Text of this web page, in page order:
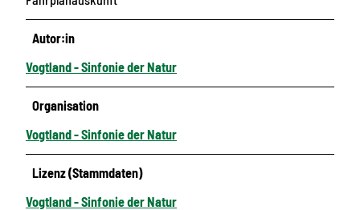
Autor:in
Vogtland - Sinfonie der Natur
Organisation
Vogtland - Sinfonie der Natur
Lizenz (Stammdaten)
Vogtland - Sinfonie der Natur